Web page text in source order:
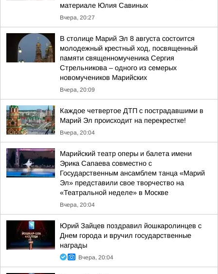
материале Юлия Савиных
Вчера, 20:27
В столице Марий Эл 8 августа состоится
молодежный крестный ход, посвященный
памяти священномученика Сергия
Стрельникова – одного из семерых
новомучеников Марийских
Вчера, 20:09
Каждое четвертое ДТП с пострадавшими в
Марий Эл происходит на перекрестке!
Вчера, 20:04
Марийский театр оперы и балета имени
Эрика Сапаева совместно с
Государственным ансамблем танца «Марий
Эл» представили свое творчество на
«Театральной неделе» в Москве
Вчера, 20:04
Юрий Зайцев поздравил йошкаролинцев с
Днем города и вручил государственные
награды
Вчера, 20:04